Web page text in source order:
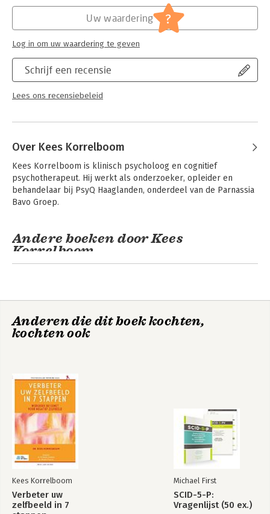
De behandeling wordt stap voor stap beschreven. Daarbij
wordt de praktijk uitvoerig geïllustreerd aan de hand van
casuïstiek en videofragmenten van therapiesessies.
Het behandelprotocolCOMET voor negatief zelfbeeld
de cliënt:Verbeter uw zelfbeeld in 7 stappen
COMET voor negatief zelfbeeld
omschrijving van de behandeling van een specifieke
op wetenschappelijke evidentie. Protocollen voor de ggz is
andere hulpverleners.
Protocollen voor de GGZ
Schrijf een recensie
Lees ons recensiebeleid
Uw waardering ?
Log in om uw waardering te geven
Over Kees Korrelboom
Kees Korrelboom is klinisch psycholoog en cognitief
psychotherapeut. Hij werkt als onderzoeker, opleider en
behandelaar bij PsyQ Haaglanden, onderdeel van de Parnassia
Bavo Groep.
Andere boeken door Kees
Korrelboom
Cognitieve
gedragstherapie:
de
basisvaardigheden
(herziening)
zelfbeeld in 7
stappen
Anderen die dit boek kochten,
kochten ook
Kees Korrelboom
Verbeter uw
zelfbeeld in 7
Michael First
SCID-5-P:
Vragenlijst (50 ex.)